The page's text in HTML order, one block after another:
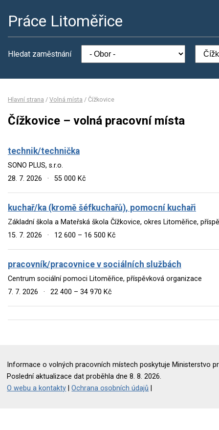
Práce Litoměřice
Hledat zaměstnání
Hlavní strana / Volná místa / Čížkovice
Čížkovice – volná pracovní místa
technik/technička
SONO PLUS, s.r.o.
28. 7. 2026
· 55 000 Kč
kuchař/ka (kromě šéfkuchařů), pomocní kuchaři
Základní škola a Mateřská škola Čížkovice, okres Litoměřice,
15. 7. 2026
· 12 600 – 16 500 Kč
pracovník/pracovnice v sociálních službách
Centrum sociální pomoci Litoměřice, příspěvková organizace
7. 7. 2026
· 22 400 – 34 970 Kč
Informace o volných pracovních místech poskytuje Ministerstvo
Poslední aktualizace dat proběhla dne 8. 8. 2026.
O webu a kontakty |Ochrana osobních údajů